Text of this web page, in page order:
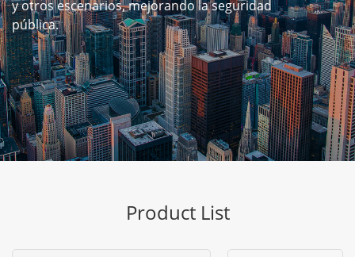
y otros escenarios, mejorando la seguridad
pública.
Product List